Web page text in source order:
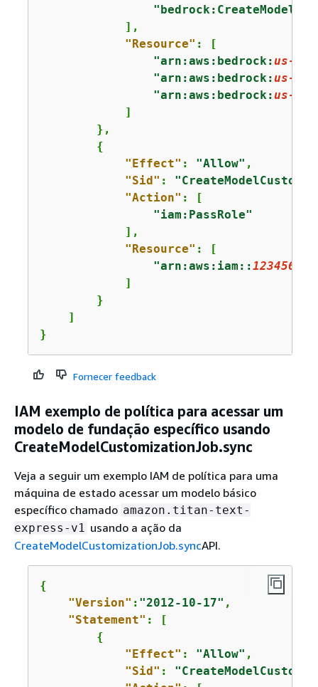
            ],
"Resource" : [
"arn:aws:bedrock:us-
"arn:aws:bedrock:us-
"arn:aws:bedrock:us-
            ]
        },
{
"Effect" : "Allow" ,
"Sid" :
"Action" : [
"iam:PassRole"
            ],
"Resource" : [
"arn:aws:iam::
            ]
        }
    ]
}
Fornecer feedback
IAM exemplo de política para acessar um
modelo de fundação específico usando
CreateModelCustomizationJob.sync
Veja a seguir um exemplo IAM de política para uma
máquina de estado acessar um modelo básico
específico chamado amazon.titan-text-
express-v1 usando a ação da
CreateModelCustomizationJob.syncAPI.
{
"Version" : "2012-10-17" ,
"Statement" : [
{
"Effect" : "Allow" ,
"Sid" :